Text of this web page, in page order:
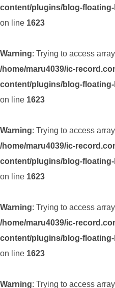
content/plugins/blog-
on line 1623
Warning: Trying to access
/home/maru4039/ic-
content/plugins/blog-
on line 1623
Warning: Trying to access
/home/maru4039/ic-
content/plugins/blog-
on line 1623
Warning: Trying to access
/home/maru4039/ic-
content/plugins/blog-
on line 1623
Warning: Trying to access